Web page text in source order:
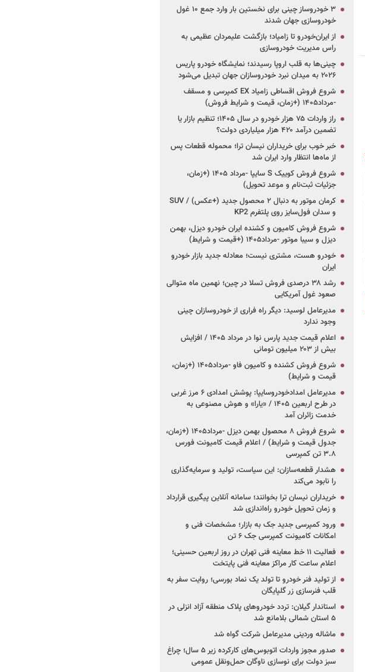
۳ خودروساز چینی برای نخستین بار وارد جمع ۱۰ غول
خودروسازی جهان شدند
از ایران‌خودرو تا زامیاد؛ بازگشت علیمردان عظیمی به
راس مدیریت خودروسازی
چینی‌ها به قلب اروپا رسیدند؛ نمایشگاه خودرو پاریس
۲۰۲۶ به میدان نبرد خودروسازان جهان تبدیل می‌شود
شروع فروش اقساطی زامیاد EX کمپرسی و مسقف
-مرداد۱۴۰۵ (+زمان، قیمت و شرایط فروش)
راز واردات ۷۵ هزار خودرو در سال ۱۴۰۵؛ تنظیم بازار یا
تضمین درآمد ۴۲۰ هزار میلیاردی دولت؟
خبر خوب برای خریداران نیسان ترا؛ محموله قطعات پس
از ماه‌ها انتظار وارد ایران شد
شروع فروش کوییک S سایپا -مرداد ۱۴۰۵ (+زمان،
جزئیات ثبت‌نام و موعد تحویل)
کرمان موتور به دنبال ۲ محصول جدید (+عکس) / SUV
و سدان فول‌سایز روی پلتفرم KP2
شروع فروش کامیون و کشنده ایران خودرو دیزل، بهمن
دیزل و سیبا موتور -مرداد۱۴۰۵ (+قیمت و شرایط)
خودرو هست، مشتری نیست؛ معادله جدید بازار خودرو
ایران
رشد ۳۸ درصدی فروش تسلا در چین؛ نهمین ماه متوالی
صعود غول آمریکایی
مدیرعامل لوسید: دیگر راه فراری از خودروسازان چینی
وجود ندارد
اعلام قیمت جدید پارس نوا در مرداد ۱۴۰۵ / افزایش
بیش از ۲۰۳ میلیون تومانی
شروع فروش کشنده و کامیون فاو -مرداد۱۴۰۵ (+زمان،
قیمت و شرایط)
مدیرعامل امدادخودروسایپا: پوشش امدادی ۶ مرز غربی
در طرح اربعین ۱۴۰۵ / «یارا» و هوش مصنوعی به
خدمت زائران آمد
شروع فروش ۸ محصول بهمن دیزل -مرداد۱۴۰۵ (+زمان،
جدول قیمت و شرایط) / اعلام قیمت کامیونت فورس
۳.۸ تن کمپرسی
هشدار قطعه‌سازان: این سیاست، تولید و سرمایه‌گذاری
را نابود می‌کند
خریداران نیسان ترا بخوانند؛ سامانه آنلاین پیگیری قرارداد
و زمان تحویل خودرو راه‌اندازی شد
ورود کمپرسی جدید جک به بازار؛ مشخصات فنی و
امکانات کامیونت کمپرسی جک ۶ تن
فعالیت ۱۱ خط معاینه فنی تهران در روز اربعین حسینی؛
اعلام ساعت کار مراکز معاینه فنی پایتخت
از تولید فنر خودرو تا تولد یک نماد بورسی؛ روایت سفر به
قلب فنرسازی زر گلپایگان
استاندار گیلان: تردد خودروهای پلاک منطقه آزاد انزلی در
۵ استان شمالی بلامانع شد
ماشاله وردینی مدیرعامل شرکت گواه شد
صدور مجوز واردات اتوبوس‌های کارکرده زیر ۵ سال؛ چراغ
سبز دولت برای نوسازی ناوگان حمل‌ونقل عمومی